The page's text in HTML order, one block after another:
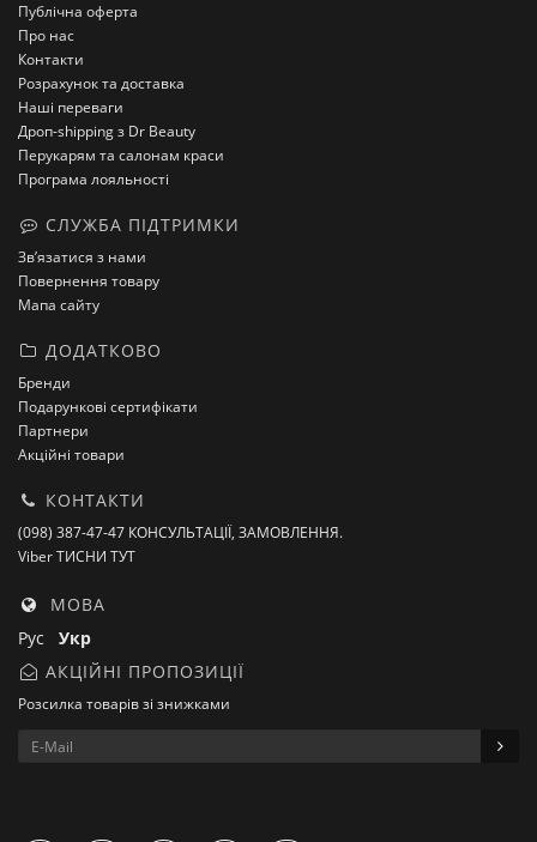
Публічна оферта
Про нас
Контакти
Розрахунок та доставка
Наші переваги
Дроп-shipping з Dr Beauty
Перукарям та салонам краси
Програма лояльності
СЛУЖБА ПІДТРИМКИ
Зв’язатися з нами
Повернення товару
Мапа сайту
ДОДАТКОВО
Бренди
Подарункові сертифікати
Партнери
Акційні товари
КОНТАКТИ
(098) 387-47-47 КОНСУЛЬТАЦІЇ, ЗАМОВЛЕННЯ.
Viber ТИСНИ ТУТ
МОВА
Рус Укр
АКЦІЙНІ ПРОПОЗИЦІЇ
Розсилка товарів зі знижками